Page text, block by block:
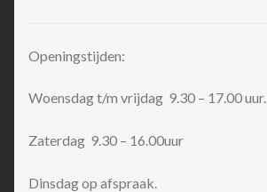
Openingstijden:
Woensdag t/m vrijdag 9.30 – 17.00 uur.
Zaterdag 9.30 – 16.00uur
Dinsdag op afspraak.